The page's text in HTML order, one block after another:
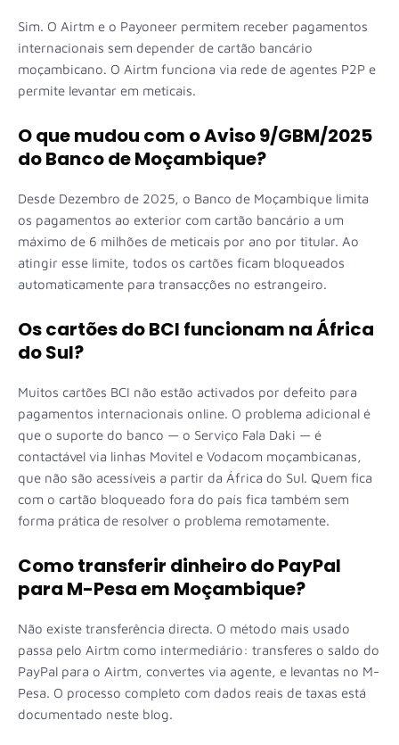
Sim. O Airtm e o Payoneer permitem receber pagamentos
internacionais sem depender de cartão bancário
moçambicano. O Airtm funciona via rede de agentes P2P e
permite levantar em meticais.
O que mudou com o Aviso 9/GBM/2025
do Banco de Moçambique?
Desde Dezembro de 2025, o Banco de Moçambique limita
os pagamentos ao exterior com cartão bancário a um
máximo de 6 milhões de meticais por ano por titular. Ao
atingir esse limite, todos os cartões ficam bloqueados
automaticamente para transacções no estrangeiro.
Os cartões do BCI funcionam na África
do Sul?
Muitos cartões BCI não estão activados por defeito para
pagamentos internacionais online. O problema adicional é
que o suporte do banco — o Serviço Fala Daki — é
contactável via linhas Movitel e Vodacom moçambicanas,
que não são acessíveis a partir da África do Sul. Quem fica
com o cartão bloqueado fora do país fica também sem
forma prática de resolver o problema remotamente.
Como transferir dinheiro do PayPal
para M-Pesa em Moçambique?
Não existe transferência directa. O método mais usado
passa pelo Airtm como intermediário: transferes o saldo do
PayPal para o Airtm, convertes via agente, e levantas no M-
Pesa. O processo completo com dados reais de taxas está
documentado neste blog.